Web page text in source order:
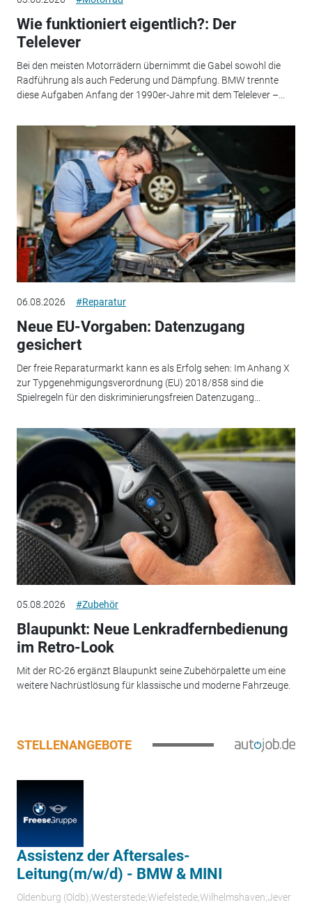
Wie funktioniert eigentlich?: Der
Telelever
Bei den meisten Motorrädern übernimmt die Gabel sowohl die
Radführung als auch Federung und Dämpfung. BMW trennte
diese Aufgaben Anfang der 1990er-Jahre mit dem Telelever –...
06.08.2026 #Reparatur
Neue EU-Vorgaben: Datenzugang
gesichert
Der freie Reparaturmarkt kann es als Erfolg sehen: Im Anhang X
zur Typgenehmigungsverordnung (EU) 2018/858 sind die
Spielregeln für den diskriminierungsfreien Datenzugang...
05.08.2026 #Zubehör
Blaupunkt: Neue Lenkradfernbedienung
im Retro-Look
Mit der RC-26 ergänzt Blaupunkt seine Zubehörpalette um eine
weitere Nachrüstlösung für klassische und moderne Fahrzeuge.
STELLENANGEBOTE
Assistenz der Aftersales-
Leitung(m/w/d) - BMW & MINI
Oldenburg (Oldb);Westerstede;Wiefelstede;Wilhelmshaven;Jever